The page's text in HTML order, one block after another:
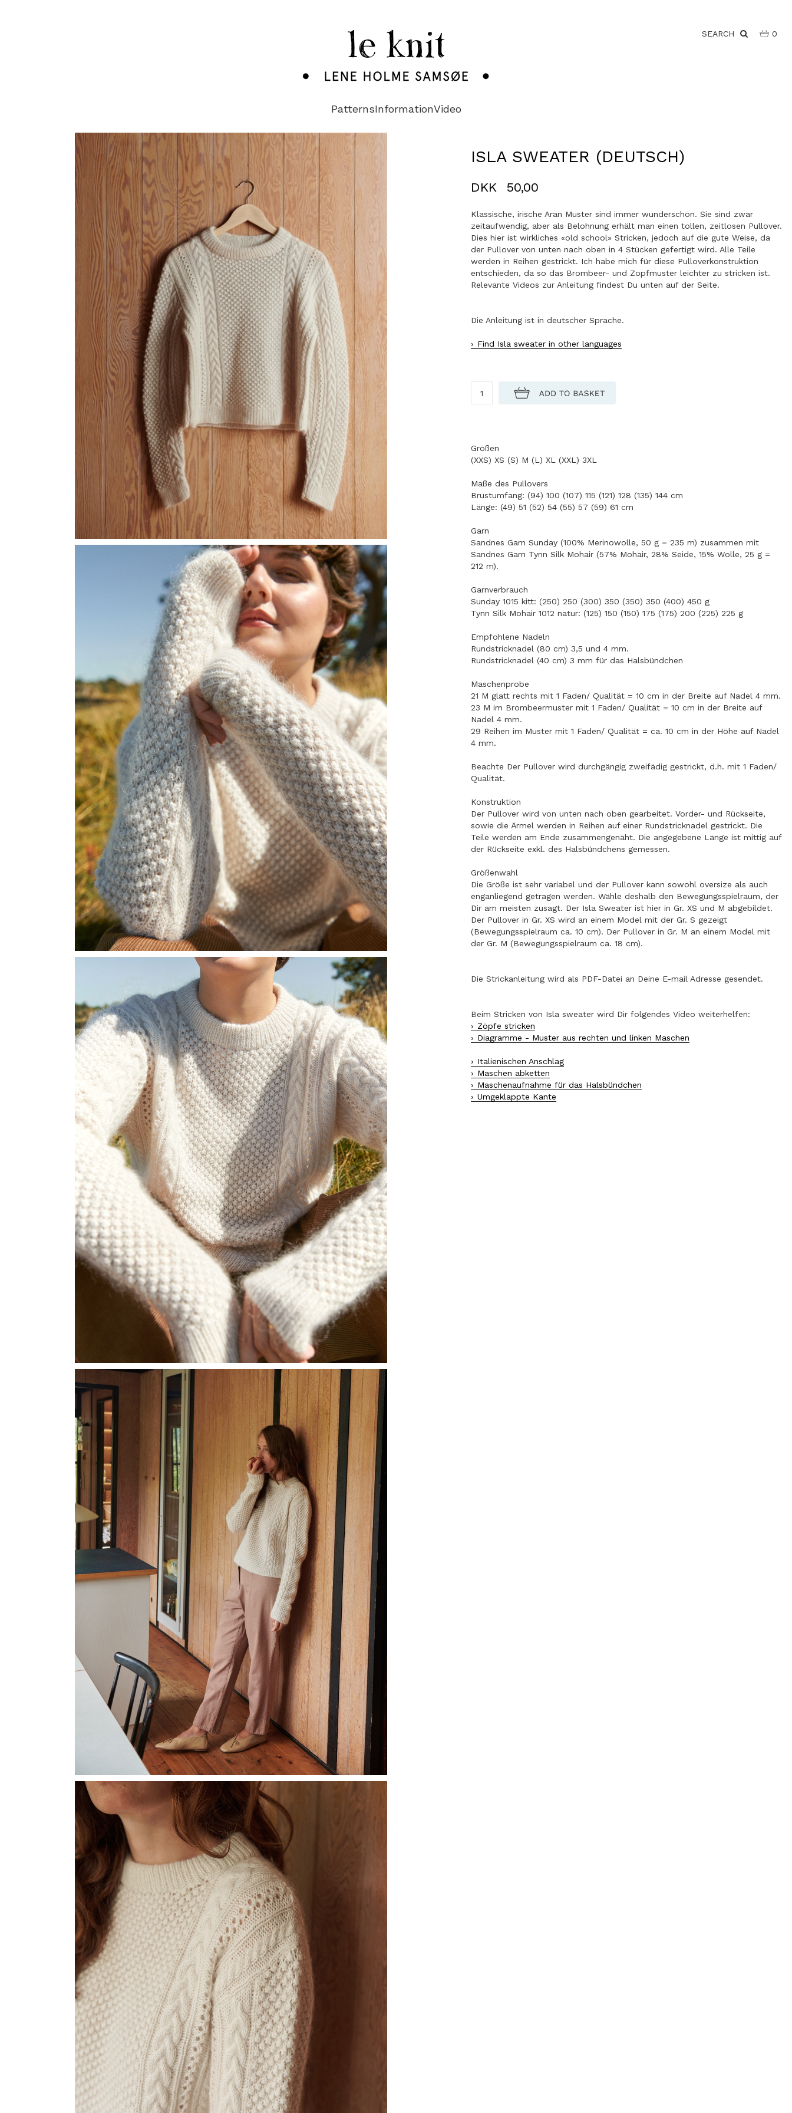
SEARCH 0
PatternsInformationVideo
ISLA SWEATER (DEUTSCH)
DKK 50,00
Klassische, irische Aran Muster sind immer wunderschön. Sie sind zwar
zeitaufwendig, aber als Belohnung erhält man einen tollen, zeitlosen Pullover.
Dies hier ist wirkliches «old school» Stricken, jedoch auf die gute Weise, da
der Pullover von unten nach oben in 4 Stücken gefertigt wird. Alle Teile
werden in Reihen gestrickt. Ich habe mich für diese Pulloverkonstruktion
entschieden, da so das Brombeer- und Zopfmuster leichter zu stricken ist.
Relevante Videos zur Anleitung findest Du unten auf der Seite.
Die Anleitung ist in deutscher Sprache.
Find Isla sweater in other languages
Größen
(XXS) XS (S) M (L) XL (XXL) 3XL
Maße des Pullovers
Brustumfang: (94) 100 (107) 115 (121) 128 (135) 144 cm
Länge: (49) 51 (52) 54 (55) 57 (59) 61 cm
Garn
Sandnes Garn Sunday (100% Merinowolle, 50 g = 235 m) zusammen mit
Sandnes Garn Tynn Silk Mohair (57% Mohair, 28% Seide, 15% Wolle, 25 g =
212 m).
Garnverbrauch
Sunday 1015 kitt: (250) 250 (300) 350 (350) 350 (400) 450 g
Tynn Silk Mohair 1012 natur: (125) 150 (150) 175 (175) 200 (225) 225 g
Empfohlene Nadeln
Rundstricknadel (80 cm) 3,5 und 4 mm.
Rundstricknadel (40 cm) 3 mm für das Halsbündchen
Maschenprobe
21 M glatt rechts mit 1 Faden/ Qualität = 10 cm in der Breite auf Nadel 4 mm.
23 M im Brombeermuster mit 1 Faden/ Qualität = 10 cm in der Breite auf
Nadel 4 mm.
29 Reihen im Muster mit 1 Faden/ Qualität = ca. 10 cm in der Höhe auf Nadel
4 mm.
Beachte Der Pullover wird durchgängig zweifädig gestrickt, d.h. mit 1 Faden/
Qualität.
Konstruktion
Der Pullover wird von unten nach oben gearbeitet. Vorder- und Rückseite,
sowie die Ärmel werden in Reihen auf einer Rundstricknadel gestrickt. Die
Teile werden am Ende zusammengenäht. Die angegebene Länge ist mittig auf
der Rückseite exkl. des Halsbündchens gemessen.
Größenwahl
Die Größe ist sehr variabel und der Pullover kann sowohl oversize als auch
enganliegend getragen werden. Wähle deshalb den Bewegungsspielraum, der
Dir am meisten zusagt. Der Isla Sweater ist hier in Gr. XS und M abgebildet.
Der Pullover in Gr. XS wird an einem Model mit der Gr. S gezeigt
(Bewegungsspielraum ca. 10 cm). Der Pullover in Gr. M an einem Model mit
der Gr. M (Bewegungsspielraum ca. 18 cm).
Die Strickanleitung wird als PDF-Datei an Deine E-mail Adresse gesendet.
Beim Stricken von Isla sweater wird Dir folgendes Video weiterhelfen:
Zöpfe stricken
Diagramme - Muster aus rechten und linken Maschen
Italienischen Anschlag
Maschen abketten
Maschenaufnahme für das Halsbündchen
Umgeklappte Kante